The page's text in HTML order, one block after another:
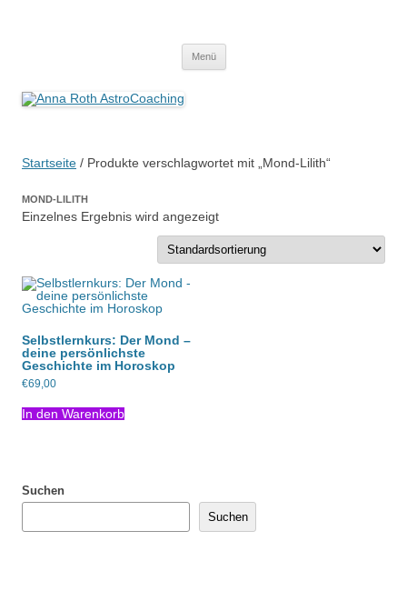
Menü
Startseite / Produkte verschlagwortet mit „Mond-Lilith“
MOND-LILITH
Einzelnes Ergebnis wird angezeigt
Selbstlernkurs: Der Mond –
deine persönlichste
Geschichte im Horoskop
€69,00
In den Warenkorb
Suchen
Suchen